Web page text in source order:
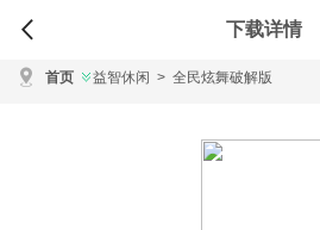
下载详情
首页 益智休闲 > 全民炫舞破解版